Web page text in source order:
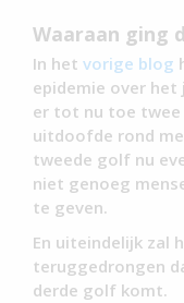
Waaraan ging
In het vorige blog
epidemie over
er tot nu toe twee
uitdoofde rond
tweede golf nu
niet genoeg
te geven.
En uiteindelijk zal
teruggedrongen
derde golf komt.